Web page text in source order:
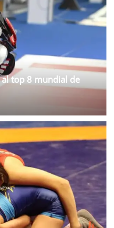
top 8 mundial de